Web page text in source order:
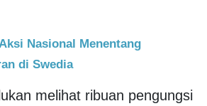
Nasional Menentang
di Swedia
melihat ribuan pengungsi